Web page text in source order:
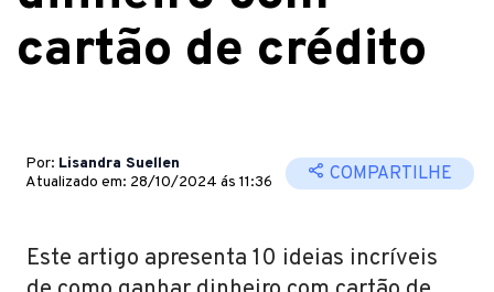
cartão de crédito
Por: Lisandra Suellen
Atualizado em: 28/10/2024 ás 11:36
COMPARTILHE
Este artigo apresenta 10 ideias incríveis